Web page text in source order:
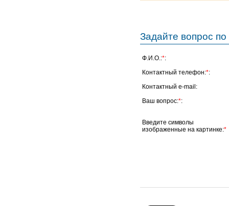
Задайте вопрос по
Ф.И.О.:*:
Контактный телефон:*:
Контактный e-mail:
Ваш вопрос:*:
Введите символы
изображенные на картинке:*